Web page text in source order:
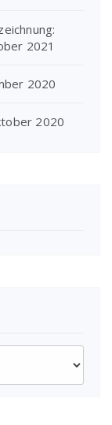
2021
2020
2020